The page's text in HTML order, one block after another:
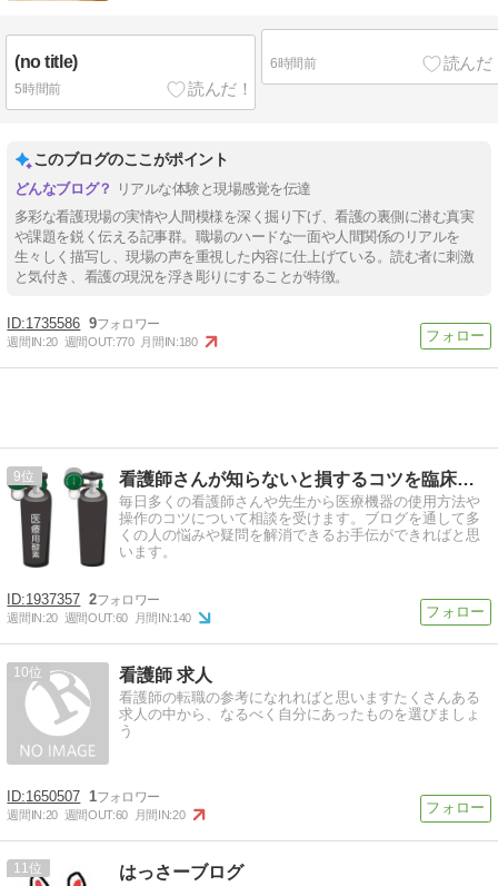
(no title)
5時間前
6時間前
このブログのここがポイント
リアルな体験と現場感覚を伝達
多彩な看護現場の実情や人間模様を深く掘り下げ、看護の裏側に潜む真実
や課題を鋭く伝える記事群。職場のハードな一面や人間関係のリアルを
生々しく描写し、現場の声を重視した内容に仕上げている。読む者に刺激
と気付き、看護の現況を浮き彫りにすることが特徴。
1735586 9
週間IN:20 週間OUT:770 月間IN:180
9 看護師さんが知らないと損するコツを臨床工学技士が伝授します
毎日多くの看護師さんや先生から医療機器の使用方法や
操作のコツについて相談を受けます。ブログを通して多
くの人の悩みや疑問を解消できるお手伝ができればと思
います。
1937357 2
週間IN:20 週間OUT:60 月間IN:140
10 看護師 求人
看護師の転職の参考になれればと思いますたくさんある
求人の中から、なるべく自分にあったものを選びましょ
う
1650507 1
週間IN:20 週間OUT:60 月間IN:20
11 はっさーブログ